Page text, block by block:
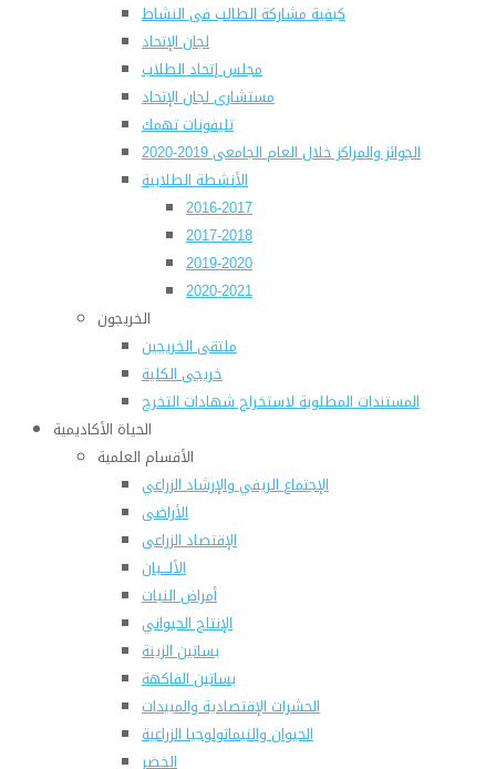
كيفية مشاركة الطالب فى النشاط
لجان الإتحاد
مجلس إتحاد الطلاب
مستشارى لجان الإتحاد
تليفونات تهمك
الجوائز والمراكز خلال العام الجامعى 2019-2020
الأنشطة الطلابية
2016-2017
2017-2018
2019-2020
2020-2021
الخريجون
ملتقى الخريجين
خريجى الكلية
المستندات المطلوبة لاستخراج شهادات التخرج
الحياة الأكاديمية
الأقسام العلمية
الإجتماع الريفي والإرشاد الزراعي
الأراضى
الإقتصاد الزراعى
الألـــبان
أمراض النبات
الإنتاج الحيواني
بساتين الزينة
بساتين الفاكهة
الحشرات الإقتصادية والمبيدات
الحيوان والنيماتولوجيا الزراعية
الخضر